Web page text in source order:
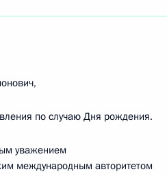
по случаю Дня рождения.
уважением
международным авторитетом